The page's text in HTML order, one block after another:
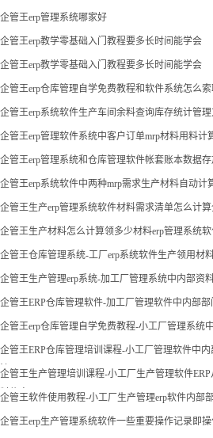
企管王erp管理系统哪家好
企管王erp教学零基础入门教程要多长时间能学会
企管王erp教学零基础入门教程要多长时间能学会
企管王erp仓库管理自学免费教程和软件系统怎么索
企管王erp系统软件生产车间余料查询库存统计管
企管王erp管理软件系统中客户订单mrp材料用料计
企管王erp管理系统和仓库管理软件帐套账本数据
企管王erp系统软件中两种mrp需求生产材料自动计
企管王生产erp管理系统软件材料需求清单怎么计
企管王生产材料怎么计算领多少材料erp管理系统
企管王仓库管理系统-工厂erp系统软件生产领用材
现
企管王生产管理erp系统-加工厂管理系统中内部资
企管王ERP仓库管理软件-加工厂管理软件中内部
企管王erp仓库管理自学免费教程-小工厂管理系统
企管王ERP仓库管理培训课程-小工厂管理软件中
法
企管王生产管理培训课程-小工厂生产管理软件
料信息
企管王软件使用教程-小工厂生产管理erp软件内部
企管王erp生产管理系统软件一些重要操作记录即